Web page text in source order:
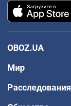
OBOZ.UA
Мир
Расследования